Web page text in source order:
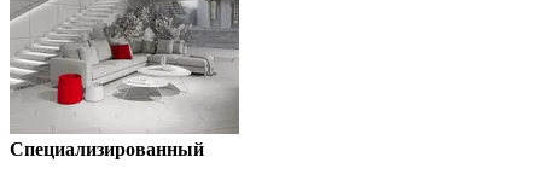
Специализированный